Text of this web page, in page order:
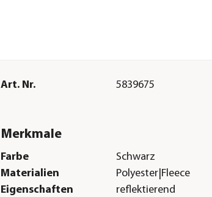
Art. Nr. 5839675
Merkmale
Farbe
Schwarz
Materialien
Polyester|Fleece
Eigenschaften
reflektierend